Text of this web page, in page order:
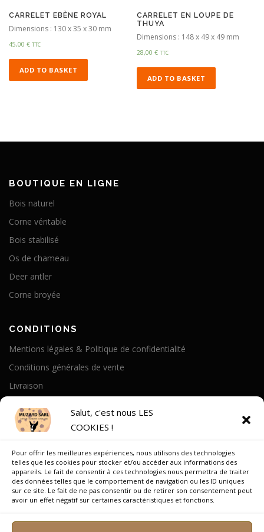
Salut, c'est nous LES
COOKIES !
Pour offrir les meilleures expériences, nous utilisons des technologies
telles que les cookies pour stocker et/ou accéder aux informations des
appareils. Le fait de consentir à ces technologies nous permettra de traiter
des données telles que le comportement de navigation ou les ID uniques
sur ce site. Le fait de ne pas consentir ou de retirer son consentement peut
avoir un effet négatif sur certaines caractéristiques et fonctions.
CARRELET EBÈNE ROYAL
Dimensions : 130 x 35 x 30 mm
45,00 € TTC
ADD TO BASKET
CARRELET EN LOUPE DE
THUYA
Dimensions : 148 x 49 x 49 mm
28,00€ TTC
ADD TO BASKET
BOUTIQUE EN LIGNE
Bois naturel
Corne véritable
Bois stabilisé
Os de chameau
Deer antler
Corne broyée
CONDITIONS
Mentions légales & Politique de confidentialité
Conditions générales de vente
Livraison
Notre Histoire
On parle de nous
Recrutement